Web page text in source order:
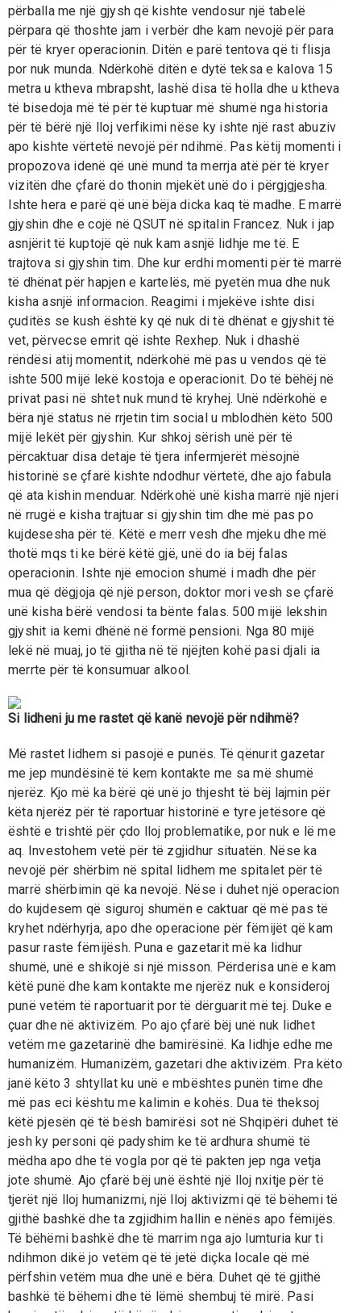
përballa me një gjysh që kishte vendosur një tabelë
përpara që thoshte jam i verbër dhe kam nevojë për para
për të kryer operacionin. Ditën e parë tentova që ti flisja
por nuk munda. Ndërkohë ditën e dytë teksa e kalova 15
metra u ktheva mbrapsht, lashë disa të holla dhe u ktheva
të bisedoja më të për të kuptuar më shumë nga historia
për të bërë një lloj verfikimi nëse ky ishte një rast abuziv
apo kishte vërtetë nevojë për ndihmë. Pas këtij momenti i
propozova idenë që unë mund ta merrja atë për të kryer
vizitën dhe çfarë do thonin mjekët unë do i përgjgjesha.
Ishte hera e parë që unë bëja dicka kaq të madhe. E marrë
gjyshin dhe e cojë në QSUT në spitalin Francez. Nuk i jap
asnjërit të kuptojë që nuk kam asnjë lidhje me të. E
trajtova si gjyshin tim. Dhe kur erdhi momenti për të marrë
të dhënat për hapjen e kartelës, më pyetën mua dhe nuk
kisha asnjë informacion. Reagimi i mjekëve ishte disi
çuditës se kush është ky që nuk di të dhënat e gjyshit të
vet, përvecse emrit që ishte Rexhep. Nuk i dhashë
rëndësi atij momentit, ndërkohë më pas u vendos që të
ishte 500 mijë lekë kostoja e operacionit. Do të bëhëj në
privat pasi në shtet nuk mund të kryhej. Unë ndërkohë e
bëra një status në rrjetin tim social u mblodhën këto 500
mijë lekët për gjyshin. Kur shkoj sërish unë për të
përcaktuar disa detaje të tjera infermjerët mësojnë
historinë se çfarë kishte ndodhur vërtetë, dhe ajo fabula
që ata kishin menduar. Ndërkohë unë kisha marrë një njeri
në rrugë e kisha trajtuar si gjyshin tim dhe më pas po
kujdesesha për të. Këtë e merr vesh dhe mjeku dhe më
thotë mqs ti ke bërë këtë gjë, unë do ia bëj falas
operacionin. Ishte një emocion shumë i madh dhe për
mua që dëgjoja që një person, doktor mori vesh se çfarë
unë kisha bërë vendosi ta bënte falas. 500 mijë lekshin
gjyshit ia kemi dhënë në formë pensioni. Nga 80 mijë
lekë në muaj, jo të gjitha në të njëjten kohë pasi djali ia
merrte për të konsumuar alkool.
Si lidheni ju me rastet që kanë nevojë për ndihmë?
Më rastet lidhem si pasojë e punës. Të qënurit gazetar
me jep mundësinë të kem kontakte me sa më shumë
njerëz. Kjo më ka bërë që unë jo thjesht të bëj lajmin për
këta njerëz për të raportuar historinë e tyre jetësore që
është e trishtë për çdo lloj problematike, por nuk e lë me
aq. Investohem vetë për të zgjidhur situatën. Nëse ka
nevojë për shërbim në spital lidhem me spitalet për të
marrë shërbimin që ka nevojë. Nëse i duhet një operacion
do kujdesem që siguroj shumën e caktuar që më pas të
kryhet ndërhyrja, apo dhe operacione për fëmijët që kam
pasur raste fëmijësh. Puna e gazetarit më ka lidhur
shumë, unë e shikojë si një misson. Përderisa unë e kam
këtë punë dhe kam kontakte me njerëz nuk e konsideroj
punë vetëm të raportuarit por të dërguarit më tej. Duke e
çuar dhe në aktivizëm. Po ajo çfarë bëj unë nuk lidhet
vetëm me gazetarinë dhe bamirësinë. Ka lidhje edhe me
humanizëm. Humanizëm, gazetari dhe aktivizëm. Pra këto
janë këto 3 shtyllat ku unë e mbështes punën time dhe
më pas eci kështu me kalimin e kohës. Dua të theksoj
këtë pjesën që të bësh bamirësi sot në Shqipëri duhet të
jesh ky personi që padyshim ke të ardhura shumë të
mëdha apo dhe të vogla por që të pakten jep nga vetja
jote shumë. Ajo çfarë bëj unë është një lloj nxitje për të
tjerët një lloj humanizmi, një lloj aktivizmi që të bëhemi të
gjithë bashkë dhe ta zgjidhim hallin e nënës apo fëmijës.
Të bëhëmi bashkë dhe të marrim nga ajo lumturia kur ti
ndihmon dikë jo vetëm që të jetë diçka locale që më
përfshin vetëm mua dhe unë e bëra. Duhet që të gjithë
bashkë të bëhemi dhe të lëmë shembuj të mirë. Pasi